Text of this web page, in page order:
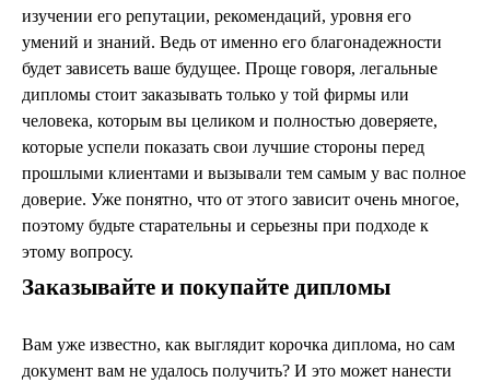
изучении его репутации, рекомендаций, уровня его
умений и знаний. Ведь от именно его благонадежности
будет зависеть ваше будущее. Проще говоря, легальные
дипломы стоит заказывать только у той фирмы или
человека, которым вы целиком и полностью доверяете,
которые успели показать свои лучшие стороны перед
прошлыми клиентами и вызывали тем самым у вас полное
доверие. Уже понятно, что от этого зависит очень многое,
поэтому будьте старательны и серьезны при подходе к
этому вопросу.
Заказывайте и покупайте дипломы
Вам уже известно, как выглядит корочка диплома, но сам
документ вам не удалось получить? И это может нанести